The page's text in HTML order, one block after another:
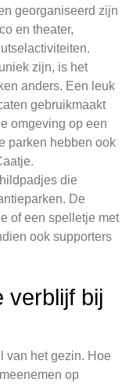
georganiseerd zijn
en theater,
zijn, is het
anders. Een leuk
gebruikmaakt
omgeving op een
parken hebben ook
die
De
of een spelletje met
ook supporters
verblijf bij
van het gezin. Hoe
op